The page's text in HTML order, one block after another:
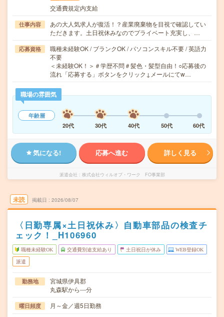
交通費規定内支給
仕事内容
あの大人気求人が復活！？産業廃棄物を目視で確認してい
ただきます。土日祝休みなのでプライベート充実し、…
応募資格
職種未経験OK / ブランクOK / パソコンスキル不要 / 英語力
不要
＜未経験OK！＞＃学歴不問＃髪色・髪型自由！○応募後の
流れ「応募する」ボタンをクリック↓メールにてw…
職場の雰囲気
年齢層
20代
30代 40代 50代 60代
気になる! 応募へ進む 詳しく見る
派遣会社 株式会社ウィルオブ・ワーク FO事業部
未読 掲載日 2026/08/07
〈日勤専属×土日祝休み〉自動車部品の検査チ
ェック！_H106960
職種未経験OK 交通費別途支給あり 土日祝日が休み WEB登録OK
派遣
勤務地
宮城県伊具郡
丸森駅から---分
曜日頻度 月～金／週5日勤務